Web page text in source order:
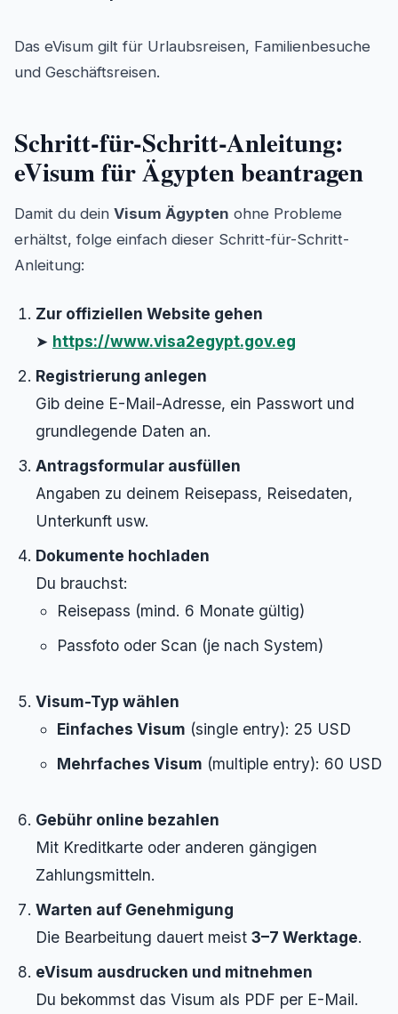
Das eVisum gilt für Urlaubsreisen, Familienbesuche
und Geschäftsreisen.
Schritt-für-Schritt-Anleitung:
eVisum für Ägypten beantragen
Damit du dein Visum Ägypten ohne Probleme
erhältst, folge einfach dieser Schritt-für-Schritt-
Anleitung:
Zur offiziellen Website gehen
➤ https://www.visa2egypt.gov.eg
Registrierung anlegen
Gib deine E-Mail-Adresse, ein Passwort und
grundlegende Daten an.
Antragsformular ausfüllen
Angaben zu deinem Reisepass, Reisedaten,
Unterkunft usw.
Dokumente hochladen
Du brauchst:
Reisepass (mind. 6 Monate gültig)
Passfoto oder Scan (je nach System)
Visum-Typ wählen
Einfaches Visum (single entry): 25 USD
Mehrfaches Visum (multiple entry): 60 USD
Gebühr online bezahlen
Mit Kreditkarte oder anderen gängigen
Zahlungsmitteln.
Warten auf Genehmigung
Die Bearbeitung dauert meist 3–7 Werktage.
eVisum ausdrucken und mitnehmen
Du bekommst das Visum als PDF per E-Mail.